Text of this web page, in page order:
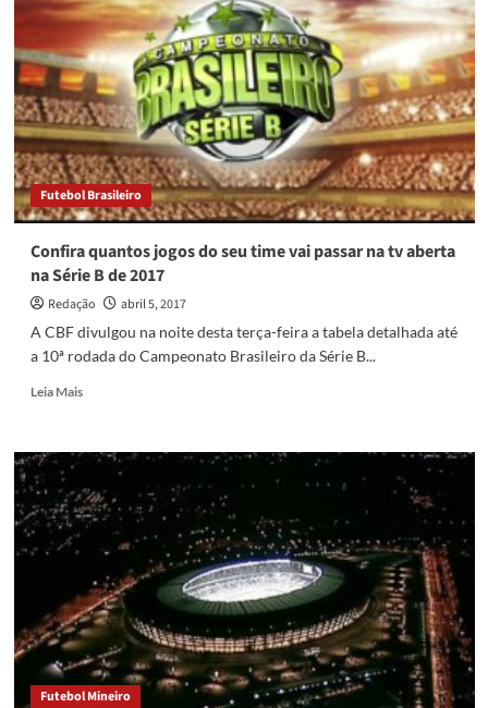
do
seu
time
vai
passar
na
tv
fechada
na
Série
B
Futebol Brasileiro
Confira quantos jogos do seu time vai passar na tv aberta
na Série B de 2017
Redação
abril 5, 2017
A CBF divulgou na noite desta terça-feira a tabela detalhada até
a 10ª rodada do Campeonato Brasileiro da Série B...
Leia MaisRead
Confira
quantos
jogos
do
time
passar
na
tv
aberta
na
Série
Futebol Mineiro